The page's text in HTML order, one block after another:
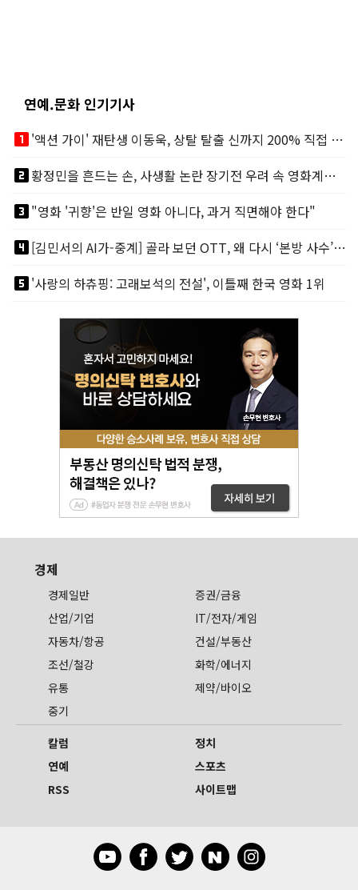
연예.문화 인기기사
looks_one
'액션 가이' 재탄생 이동욱, 상탈 탈출 신까지 200% 직접 소화
looks_two
황정민을 흔드는 손, 사생활 논란 장기전 우려 속 영화계도 리스크
looks_3"영화 '귀향'은 반일 영화 아니다, 과거 직면해야 한다"
looks_4
[김민서의 AI가-중계] 골라 보던 OTT, 왜 다시 ‘본방 사수’를 부르나
looks_5'사랑의 하츄핑: 고래보석의 전설', 이틀째 한국 영화 1위
경제
경제일반
증권/금융
산업/기업
IT/전자/게임
자동차/항공
건설/부동산
조선/철강
화학/에너지
유통
제약/바이오
중기
칼럼
정치
연예
스포츠
RSS
사이트맵